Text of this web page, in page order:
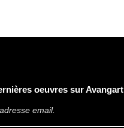
oeuvres sur Avangart
email.